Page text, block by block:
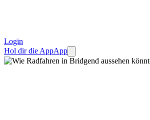
Login
Hol dir die AppApp